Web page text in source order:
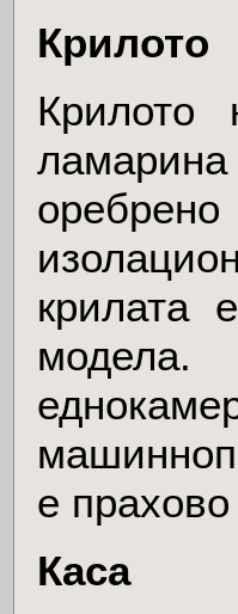
Крилото
Крилото
крилата
е
Каса